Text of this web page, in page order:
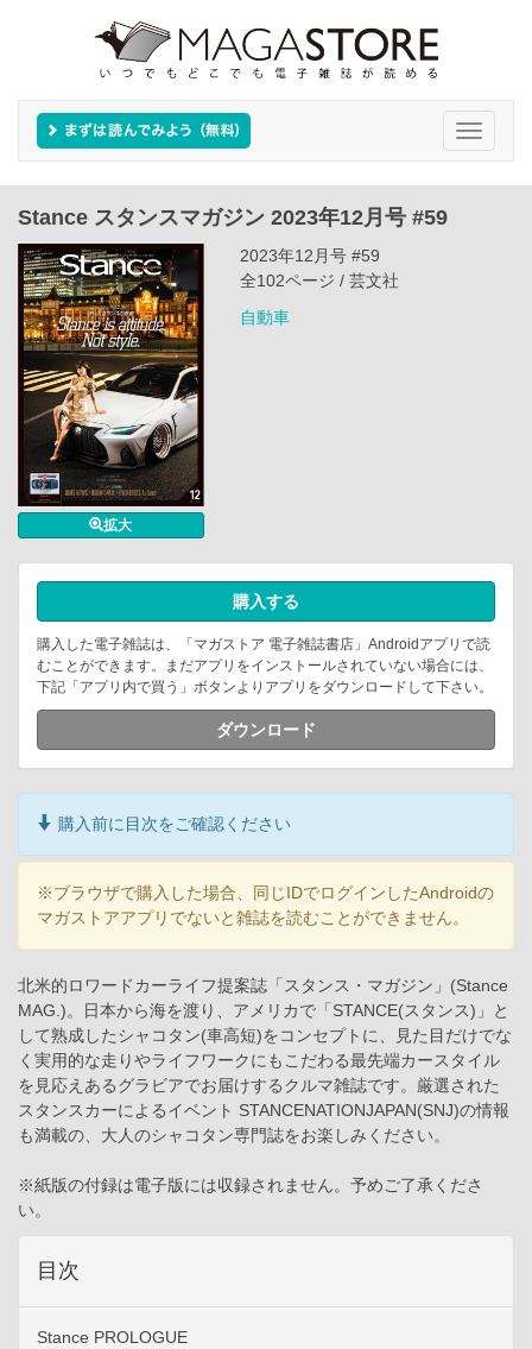
Toggle
Stance スタンスマガジン 2023年12月号 #59
拡大
2023年12月号 #59
全102ページ / 芸文社
自動車
購入する
購入した電子雑誌は、「マガストア 電子雑誌書店」Androidアプリで読
むことができます。まだアプリをインストールされていない場合には、
下記「アプリ内で買う」ボタンよりアプリをダウンロードして下さい。
ダウンロード
購入前に目次をご確認ください
※ブラウザで購入した場合、同じIDでログインしたAndroidの
マガストアアプリでないと雑誌を読むことができません。
北米的ロワードカーライフ提案誌「スタンス・マガジン」(Stance
MAG.)。日本から海を渡り、アメリカで「STANCE(スタンス)」と
して熟成したシャコタン(車高短)をコンセプトに、見た目だけでな
く実用的な走りやライフワークにもこだわる最先端カースタイル
を見応えあるグラビアでお届けするクルマ雑誌です。厳選された
スタンスカーによるイベント STANCENATIONJAPAN(SNJ)の情報
も満載の、大人のシャコタン専門誌をお楽しみください。
※紙版の付録は電子版には収録されません。予めご了承くださ
い。
目次
Stance PROLOGUE